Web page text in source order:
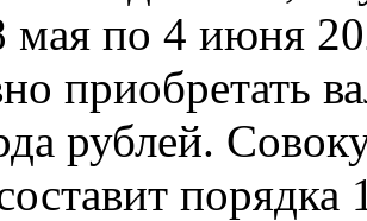
мая по 4 июня
приобретать
рублей.